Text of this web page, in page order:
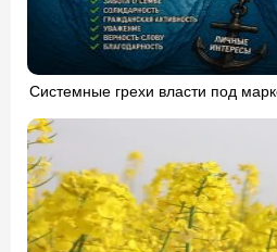
Системные грехи власти под